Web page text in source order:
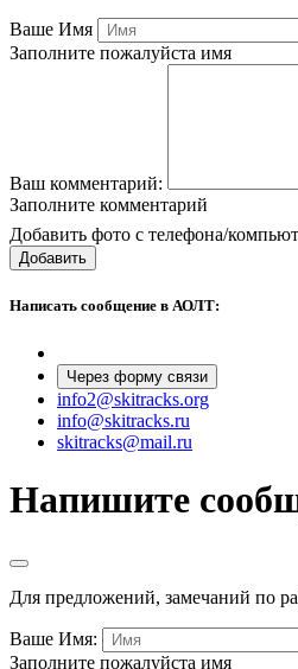
Ваше Имя
Заполните пожалуйста имя
Ваш комментарий:
Заполните комментарий
Добавить фото с телефона/
Добавить
Написать сообщение в АОЛТ:
Через форму связи
info2@skitracks.org
info@skitracks.ru
skitracks@mail.ru
Напишите
Для предложений, замечаний по
Ваше Имя:
Заполните пожалуйста имя